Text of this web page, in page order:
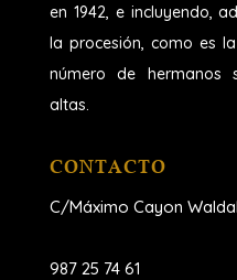
en 1942, e incluyendo,
la procesión, como es
número de hermanos
altas.
CONTACTO
C/Máximo Cayon
987 25 74 61